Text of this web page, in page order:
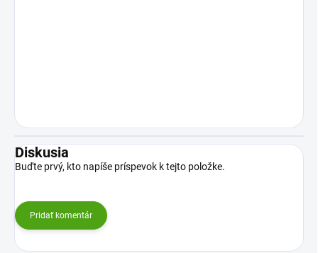
Diskusia
Buďte prvý, kto napíše príspevok k tejto položke.
Pridať komentár